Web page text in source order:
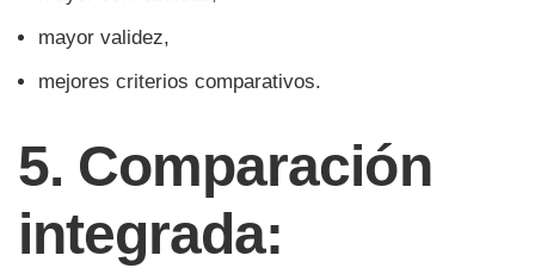
mayor validez,
mejores criterios comparativos.
5. Comparación
integrada: